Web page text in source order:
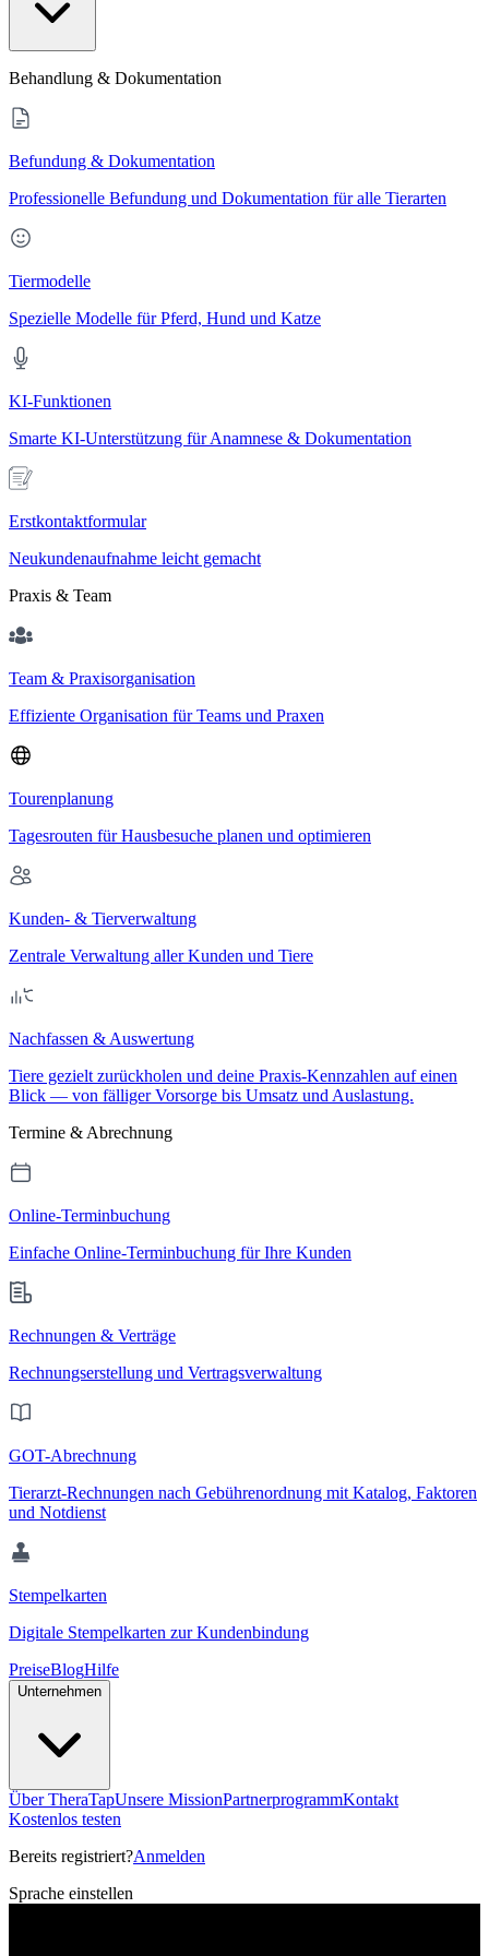
Behandlung & Dokumentation
Befundung & Dokumentation
Professionelle Befundung und Dokumentation für alle Tierarten
Tiermodelle
Spezielle Modelle für Pferd, Hund und Katze
KI-Funktionen
Smarte KI-Unterstützung für Anamnese & Dokumentation
Erstkontaktformular
Neukundenaufnahme leicht gemacht
Praxis & Team
Team & Praxisorganisation
Effiziente Organisation für Teams und Praxen
Tourenplanung
Tagesrouten für Hausbesuche planen und optimieren
Kunden- & Tierverwaltung
Zentrale Verwaltung aller Kunden und Tiere
Nachfassen & Auswertung
Tiere gezielt zurückholen und deine Praxis-Kennzahlen auf einen
Blick — von fälliger Vorsorge bis Umsatz und Auslastung.
Termine & Abrechnung
Online-Terminbuchung
Einfache Online-Terminbuchung für Ihre Kunden
Rechnungen & Verträge
Rechnungserstellung und Vertragsverwaltung
GOT-Abrechnung
Tierarzt-Rechnungen nach Gebührenordnung mit Katalog, Faktoren
und Notdienst
Stempelkarten
Digitale Stempelkarten zur Kundenbindung
PreiseBlogHilfe
Unternehmen
Über TheraTapUnsere MissionPartnerprogrammKontakt
Kostenlos testen
Bereits registriert?Anmelden
Sprache einstellen